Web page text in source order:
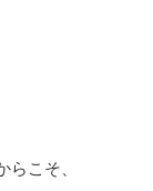
こそ、